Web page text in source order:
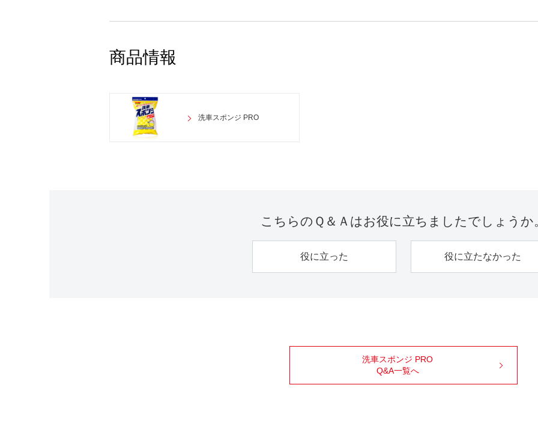
商品情報
洗車スポンジ PRO
こちらのＱ＆Ａは お役に立ちましたでしょうか
役に立った 役に立たなかった
洗車スポンジ PRO
Q&A一覧へ